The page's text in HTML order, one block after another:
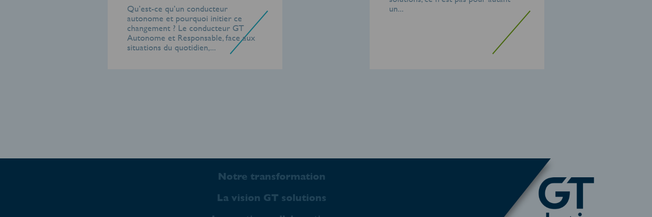
Qu’est-ce qu’un conducteur
autonome et pourquoi initier ce
changement ? Le conducteur GT
Autonome et Responsable, face aux
situations du quotidien,...
un...
Notre transformation
La vision GT solutions